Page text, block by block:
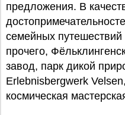
предложения. В
семейных
прочего,
завод, парк дикой
Erlebnisbergwerk
космическая